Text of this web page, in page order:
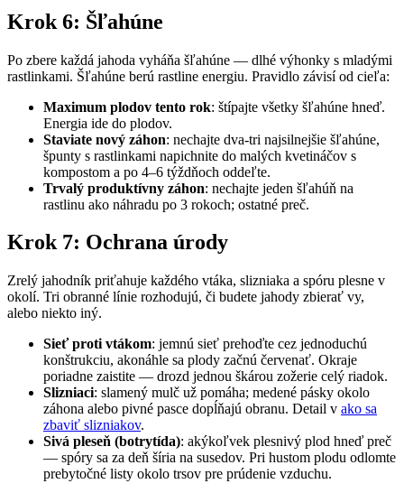
Krok 6: Šľahúne
Po zbere každá jahoda vyháňa šľahúne — dlhé výhonky s mladými
rastlinkami. Šľahúne berú rastline energiu. Pravidlo závisí od cieľa:
Maximum plodov tento rok: štípajte všetky šľahúne hneď.
Energia ide do plodov.
Staviate nový záhon: nechajte dva-tri najsilnejšie šľahúne,
špunty s rastlinkami napichnite do malých kvetináčov s
kompostom a po 4–6 týždňoch oddeľte.
Trvalý produktívny záhon: nechajte jeden šľahúň na
rastlinu ako náhradu po 3 rokoch; ostatné preč.
Krok 7: Ochrana úrody
Zrelý jahodník priťahuje každého vtáka, slizniaka a spóru plesne v
okolí. Tri obranné línie rozhodujú, či budete jahody zbierať vy,
alebo niekto iný.
Sieť proti vtákom: jemnú sieť prehoďte cez jednoduchú
konštrukciu, akonáhle sa plody začnú červenať. Okraje
poriadne zaistite — drozd jednou škárou zožerie celý riadok.
Slizniaci: slamený mulč už pomáha; medené pásky okolo
záhona alebo pivné pasce dopĺňajú obranu. Detail v ako sa
zbaviť slizniakov.
Sivá pleseň (botrytída): akýkoľvek plesnivý plod hneď preč
— spóry sa za deň šíria na susedov. Pri hustom plodu odlomte
prebytočné listy okolo trsov pre prúdenie vzduchu.